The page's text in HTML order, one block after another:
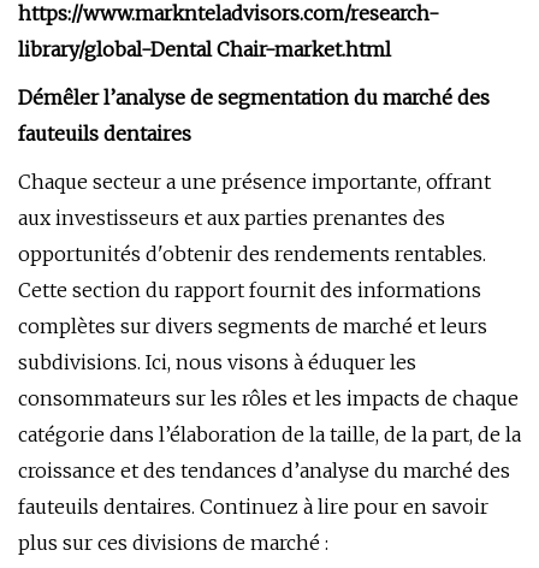
https://www.marknteladvisors.com/research-
library/global-Dental Chair-market.html
Démêler l’analyse de segmentation du marché des
fauteuils dentaires
Chaque secteur a une présence importante, offrant
aux investisseurs et aux parties prenantes des
opportunités d'obtenir des rendements rentables.
Cette section du rapport fournit des informations
complètes sur divers segments de marché et leurs
subdivisions. Ici, nous visons à éduquer les
consommateurs sur les rôles et les impacts de chaque
catégorie dans l’élaboration de la taille, de la part, de la
croissance et des tendances d’analyse du marché des
fauteuils dentaires. Continuez à lire pour en savoir
plus sur ces divisions de marché :